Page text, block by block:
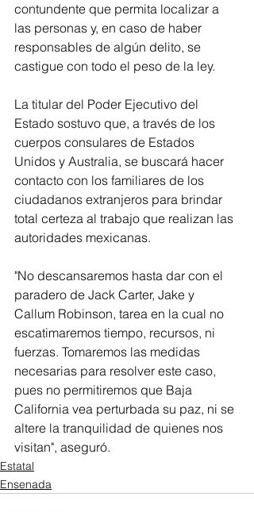
contundente que permita localizar a
las personas y, en caso de haber
responsables de algún delito, se
castigue con todo el peso de la ley.
La titular del Poder Ejecutivo del
Estado sostuvo que, a través de los
cuerpos consulares de Estados
Unidos y Australia, se buscará hacer
contacto con los familiares de los
ciudadanos extranjeros para brindar
total certeza al trabajo que realizan las
autoridades mexicanas.
"No descansaremos hasta dar con el
paradero de Jack Carter, Jake y
Callum Robinson, tarea en la cual no
escatimaremos tiempo, recursos, ni
fuerzas. Tomaremos las medidas
necesarias para resolver este caso,
pues no permitiremos que Baja
California vea perturbada su paz, ni se
altere la tranquilidad de quienes nos
visitan", aseguró.
Estatal
Ensenada